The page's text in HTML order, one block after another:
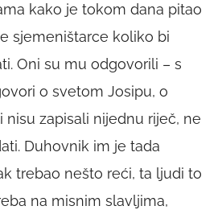
kako je tokom dana pitao
sjemeništarce koliko bi
Oni su mu odgovorili – s
o svetom Josipu, o
zapisali nijednu riječ, ne
Duhovnik im je tada
trebao nešto reći, ta ljudi to
na misnim slavljima,